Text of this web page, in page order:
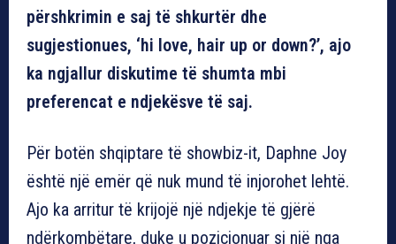
përshkrimin e saj të shkurtër dhe
sugjestionues, ‘hi love, hair up or down?’, ajo
ka ngjallur diskutime të shumta mbi
preferencat e ndjekësve të saj.
Për botën shqiptare të showbiz-it, Daphne Joy
është një emër që nuk mund të injorohet lehtë.
Ajo ka arritur të krijojë një ndjekje të gjërë
ndërkombëtare, duke u pozicionuar si një nga